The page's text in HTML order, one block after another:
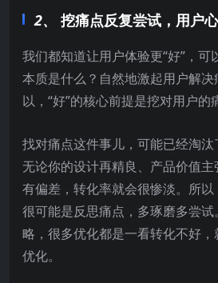
2、 挖痛点反复尝试，用户
我们都知道让用户体验更“好”，可
本质是什么？自然地激起用户解
以，“好”的核心前提是挖对用户的
找对痛点这件事儿，可能已经淘汰
无论你的设计再精良、产品价值
有偏差，转化率就会很惨淡。所以
很可能是反思痛点，多琢磨多尝
略，很多优化都是一看转化不好
优化。